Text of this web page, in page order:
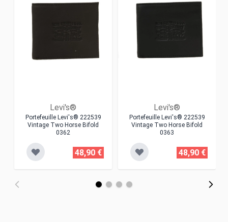
Levi's®
Portefeuille Levi's® 222539
Vintage Two Horse Bifold
0362
48,90 €
Levi's®
Portefeuille Levi's® 222539
Vintage Two Horse Bifold
0363
48,90 €